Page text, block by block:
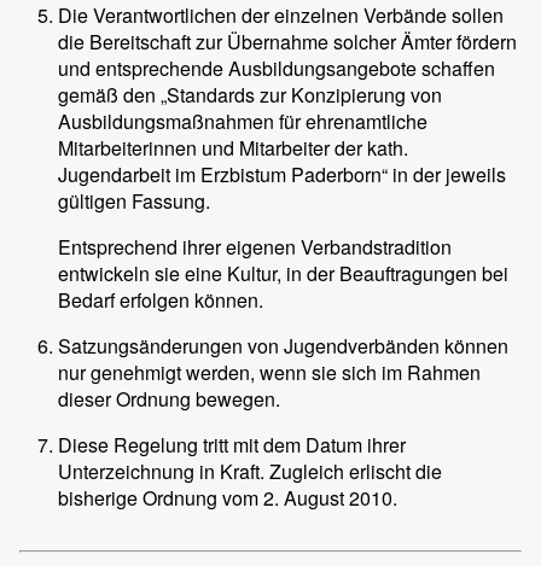
Die Verantwortlichen der einzelnen Verbände sollen
die Bereitschaft zur Übernahme solcher Ämter fördern
und entsprechende Ausbildungsangebote schaffen
gemäß den „Standards zur Konzipierung von
Ausbildungsmaßnahmen für ehrenamtliche
Mitarbeiterinnen und Mitarbeiter der kath.
Jugendarbeit im Erzbistum Paderborn“ in der jeweils
gültigen Fassung.
Entsprechend ihrer eigenen Verbandstradition
entwickeln sie eine Kultur, in der Beauftragungen bei
Bedarf erfolgen können.
Satzungsänderungen von Jugendverbänden können
nur genehmigt werden, wenn sie sich im Rahmen
dieser Ordnung bewegen.
Diese Regelung tritt mit dem Datum ihrer
Unterzeichnung in Kraft. Zugleich erlischt die
bisherige Ordnung vom 2. August 2010.